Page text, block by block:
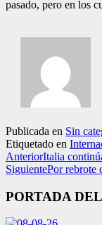
pasado, pero en los
Publicada en Sin
Etiquetado en
AnteriorItalia
SiguientePor rebrote
PORTADA